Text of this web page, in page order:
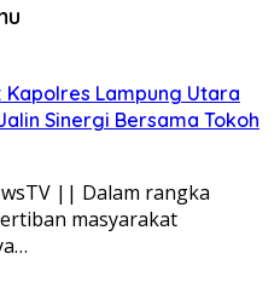
Kapolres Lampung Utara
Sinergi Bersama Tokoh
|| Dalam rangka
masyarakat